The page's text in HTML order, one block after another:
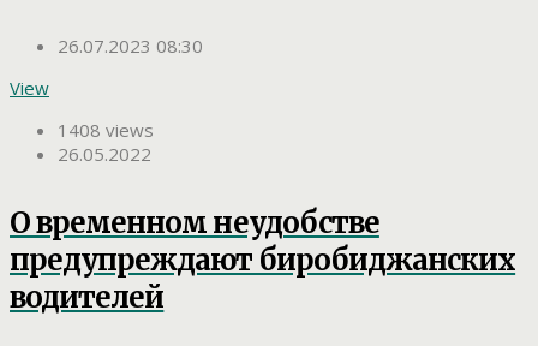
26.07.2023 08:30
View
1408 views
26.05.2022
О временном неудобстве
предупреждают биробиджанских
водителей